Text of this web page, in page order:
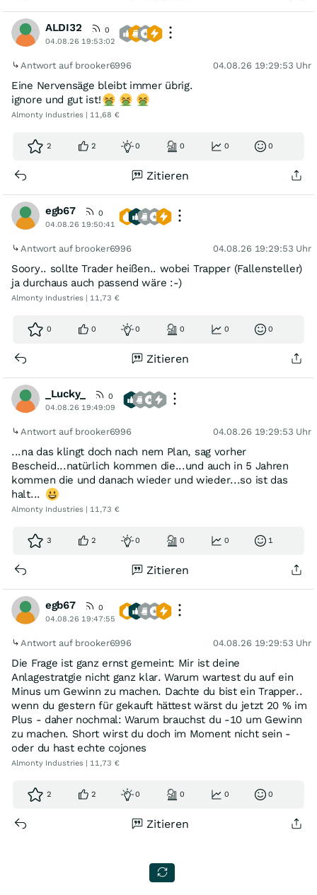
ALDI32
0
04.08.26 19:53:02
Antwort auf brooker6996 04.08.26 19:29:53 Uhr
Eine Nervensäge bleibt immer übrig.
ignore und gut ist!
Almonty Industries | 11,68 €
2 2 0 0 0 0
Zitieren
egb67
0
04.08.26 19:50:41
Antwort auf brooker6996 04.08.26 19:29:53 Uhr
Soory.. sollte Trader heißen.. wobei Trapper (Fallensteller)
ja durchaus auch passend wäre :-)
Almonty Industries | 11,73 €
0 0 0 0 0 0
Zitieren
_Lucky_
0
04.08.26 19:49:09
Antwort auf brooker6996 04.08.26 19:29:53 Uhr
...na das klingt doch nach nem Plan, sag vorher
Bescheid...natürlich kommen die...und auch in 5 Jahren
kommen die und danach wieder und wieder...so ist das
halt...
Almonty Industries | 11,73 €
3 2 0 0 0 1
Zitieren
egb67
0
04.08.26 19:47:55
Antwort auf brooker6996 04.08.26 19:29:53 Uhr
Die Frage ist ganz ernst gemeint: Mir ist deine
Anlagestratgie nicht ganz klar. Warum wartest du auf ein
Minus um Gewinn zu machen. Dachte du bist ein Trapper..
wenn du gestern für gekauft hättest wärst du jetzt 20 % im
Plus - daher nochmal: Warum brauchst du -10 um Gewinn
zu machen. Short wirst du doch im Moment nicht sein -
oder du hast echte cojones
Almonty Industries | 11,73 €
2 2 0 0 0 0
Zitieren